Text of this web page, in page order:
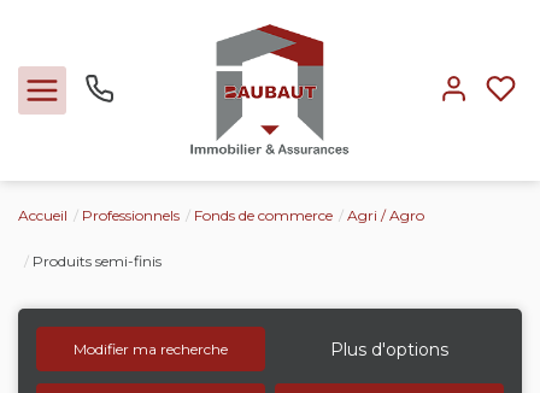
Ventes
Locations
Expertise
Accueil Professionnels Fonds de commerce Agri / Agro
Produits semi-finis
Modifier ma recherche Plus d'options